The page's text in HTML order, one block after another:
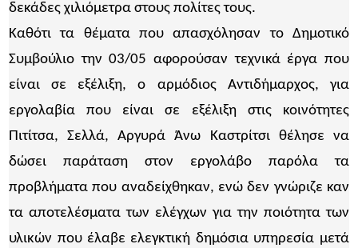
δεκάδες χιλιόμετρα στους πολίτες τους.
Καθότι τα θέματα που απασχόλησαν το Δημοτικό
Συμβούλιο την 03/05 αφορούσαν τεχνικά έργα που
είναι σε εξέλιξη, ο αρμόδιος Αντιδήμαρχος, για
εργολαβία που είναι σε εξέλιξη στις κοινότητες
Πιτίτσα, Σελλά, Αργυρά Άνω Καστρίτσι θέλησε να
δώσει παράταση στον εργολάβο παρόλα τα
προβλήματα που αναδείχθηκαν, ενώ δεν γνώριζε καν
τα αποτελέσματα των ελέγχων για την ποιότητα των
υλικών που έλαβε ελεγκτική δημόσια υπηρεσία μετά